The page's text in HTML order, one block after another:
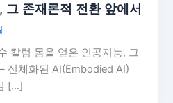
그 존재론적 전환 앞에서
칼럼 몸을 얻은 인공지능, 그
신체화된 AI(Embodied AI)
[…]